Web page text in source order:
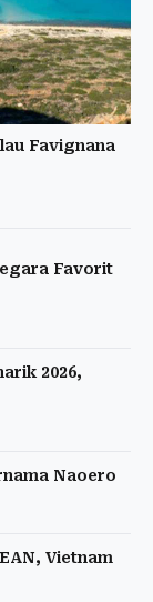
Favignana
Favorit
2026,
Naoero
Vietnam